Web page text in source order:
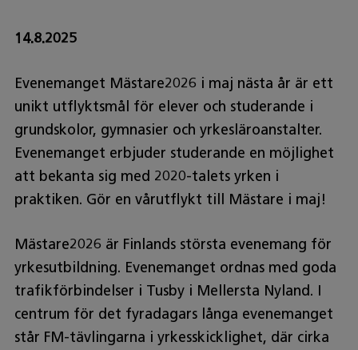
14.8.2025
Evenemanget Mästare2026 i maj nästa år är ett
unikt utflyktsmål för elever och studerande i
grundskolor, gymnasier och yrkesläroanstalter.
Evenemanget erbjuder studerande en möjlighet
att bekanta sig med 2020-talets yrken i
praktiken. Gör en vårutflykt till Mästare i maj!
Mästare2026 är Finlands största evenemang för
yrkesutbildning. Evenemanget ordnas med goda
trafikförbindelser i Tusby i Mellersta Nyland. I
centrum för det fyradagars långa evenemanget
står FM-tävlingarna i yrkesskicklighet, där cirka